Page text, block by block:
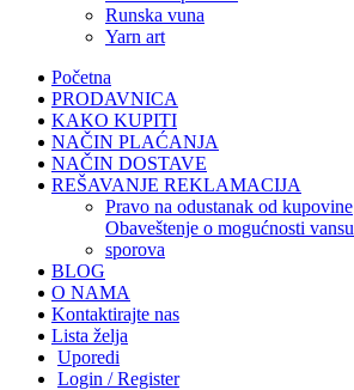
runska vuna
yarn art
Početna
PRODAVNICA
KAKO KUPITI
NAČIN PLAĆANJA
NAČIN DOSTAVE
REŠAVANJE REKLAMACIJA
pravo na odustanak od kupovine
obaveštenje o mogućnosti vansudkog rešavanja
sporova
BLOG
O NAMA
Kontaktirajte nas
Lista želja
Uporedi
Login / Register